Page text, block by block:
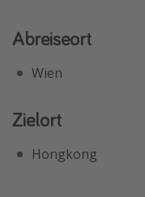
Abreiseort
Wien
Zielort
Hongkong